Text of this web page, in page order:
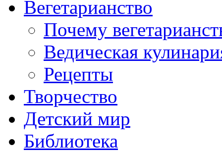
Вегетарианство
Почему
Ведическая
Рецепты
Творчество
Детский мир
Библиотека